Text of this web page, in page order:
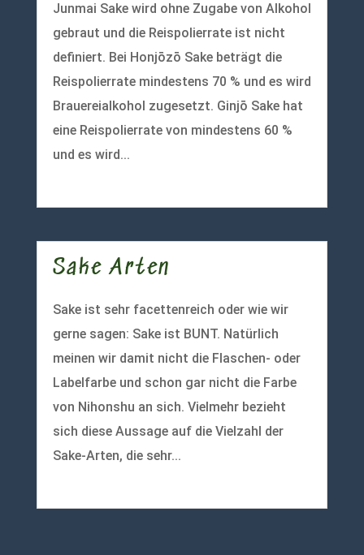
Junmai Sake wird ohne Zugabe von Alkohol
gebraut und die Reispolierrate ist nicht
definiert. Bei Honjōzō Sake beträgt die
Reispolierrate mindestens 70 % und es wird
Brauereialkohol zugesetzt. Ginjō Sake hat
eine Reispolierrate von mindestens 60 %
und es wird...
Sake Arten
Sake ist sehr facettenreich oder wie wir
gerne sagen: Sake ist BUNT. Natürlich
meinen wir damit nicht die Flaschen- oder
Labelfarbe und schon gar nicht die Farbe
von Nihonshu an sich. Vielmehr bezieht
sich diese Aussage auf die Vielzahl der
Sake-Arten, die sehr...